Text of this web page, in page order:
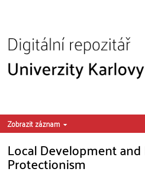
Zobrazit záznam
Local Development
Protectionism